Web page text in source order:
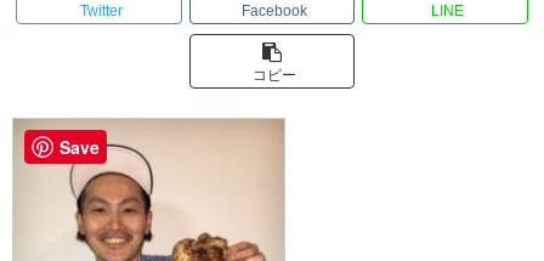
Twitter Facebook LINE
コピー
Save